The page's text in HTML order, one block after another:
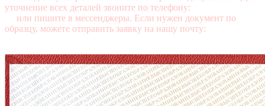
уточнение всех деталей звоните по телефону:
или пишите в мессенджеры. Если нужен документ по
образцу, можете отправить заявку на нашу почту: